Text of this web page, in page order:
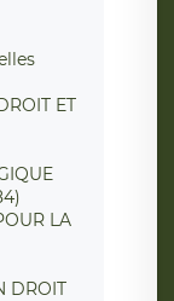
ET
LA
DROIT